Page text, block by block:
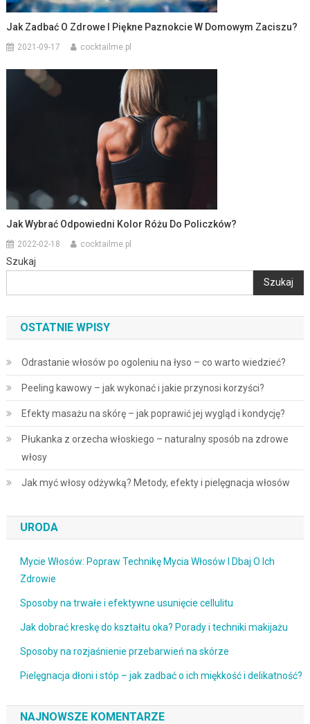
Jak Zadbać O Zdrowe I Piękne Paznokcie W Domowym Zaciszu?
2021-09-17 cocktailme.pl
Jak Wybrać Odpowiedni Kolor Różu Do Policzków?
2022-02-18 cocktailme.pl
Szukaj
Szukaj
OSTATNIE WPISY
Odrastanie włosów po ogoleniu na łyso – co warto wiedzieć?
Peeling kawowy – jak wykonać i jakie przynosi korzyści?
Efekty masażu na skórę – jak poprawić jej wygląd i kondycję?
Płukanka z orzecha włoskiego – naturalny sposób na zdrowe
włosy
Jak myć włosy odżywką? Metody, efekty i pielęgnacja włosów
URODA
Mycie Włosów: Popraw Technikę Mycia Włosów I Dbaj O Ich
Zdrowie
Sposoby na trwałe i efektywne usunięcie cellulitu
Jak dobrać kreskę do kształtu oka? Porady i techniki makijażu
Sposoby na rozjaśnienie przebarwień na skórze
Pielęgnacja dłoni i stóp – jak zadbać o ich miękkość i delikatność?
NAJNOWSZE KOMENTARZE